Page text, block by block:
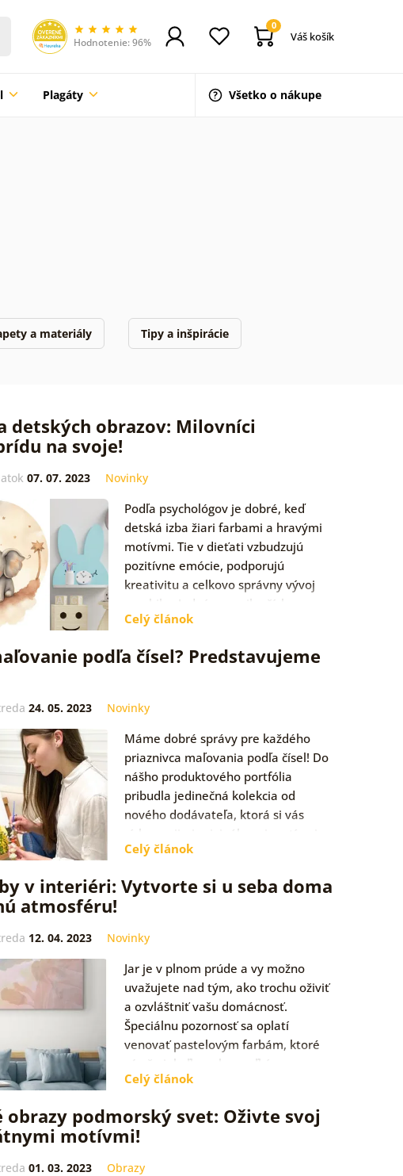
Hodnotenie: 96%
0
Váš košík
Plagáty Všetko o nákupe
a materiály Tipy a inšpirácie
detských obrazov: Milovníci
na svoje!
07. 07. 2023 Novinky
Podľa psychológov je dobré, keď
detská izba žiari farbami a hravými
motívmi. Tie v dieťati vzbudzujú
pozitívne emócie, podporujú
kreativitu a celkovo správny vývoj
psychiky. Jedným z najlepších…
Celý článok
podľa čísel? Predstavujeme
24. 05. 2023 Novinky
Máme dobré správy pre každého
priaznivca maľovania podľa čísel! Do
nášho produktového portfólia
pribudla jedinečná kolekcia od
nového dodávateľa, ktorá si vás
získa svojimi originálnymi motívmi,
no…
Celý článok
v interiéri: Vytvorte si u seba doma
atmosféru!
12. 04. 2023 Novinky
Jar je v plnom prúde a vy možno
uvažujete nad tým, ako trochu oživiť
a ozvláštniť vašu domácnosť.
Špeciálnu pozornosť sa oplatí
venovať pastelovým farbám, ktoré
sú už niekoľko rokov veľkým
trendom.…
Celý článok
obrazy podmorský svet: Oživte svoj
motívmi!
01. 03. 2023 Obrazy